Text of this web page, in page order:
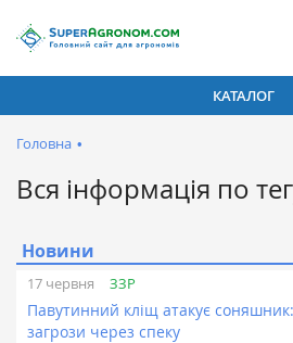
КАТАЛОГ
Головна •
Вся інформація по
Новини
17 червня ЗЗР
Павутинний кліщ атакує соняшник:
загрози через спеку